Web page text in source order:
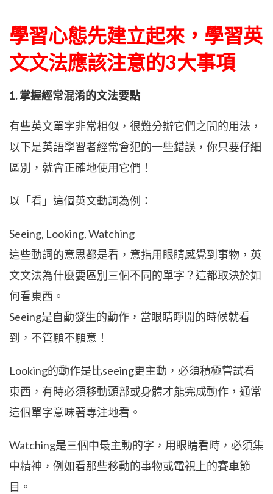
學習心態先建立起來，學習英
文文法應該注意的3大事項
1. 掌握經常混淆的文法要點
有些英文單字非常相似，很難分辦它們之間的用法，
以下是英語學習者經常會犯的一些錯誤，你只要仔細
區別，就會正確地使用它們！
以「看」這個英文動詞為例：
Seeing, Looking, Watching
這些動詞的意思都是看，意指用眼睛感覺到事物，英
文文法為什麼要區別三個不同的單字？這都取決於如
何看東西。
Seeing是自動發生的動作，當眼睛睜開的時候就看
到，不管願不願意！
Looking的動作是比seeing更主動，必須積極嘗試看
東西，有時必須移動頭部或身體才能完成動作，通常
這個單字意味著專注地看。
Watching是三個中最主動的字，用眼睛看時，必須集
中精神，例如看那些移動的事物或電視上的賽車節
目。